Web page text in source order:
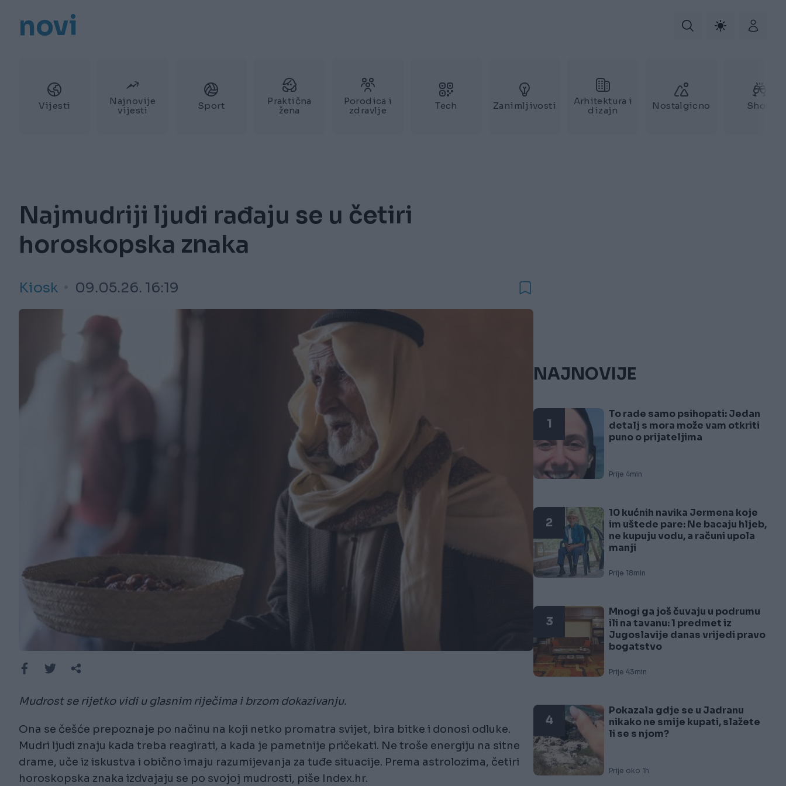
novi
Vijesti
Najnovije
vijesti
Sport
Praktična
žena
Porodica i
zdravlje
Tech Zanimljivosti
Arhitektura i
dizajn
Nostalgicno Show
Najmudriji ljudi rađaju se u četiri
horoskopska znaka
Kiosk 09.05.26. 16:19
Mudrost se rijetko vidi u glasnim riječima i brzom dokazivanju.
Ona se češće prepoznaje po načinu na koji netko promatra svijet, bira bitke i donosi odluke.
Mudri ljudi znaju kada treba reagirati, a kada je pametnije pričekati. Ne troše energiju na sitne
drame, uče iz iskustva i obično imaju razumijevanja za tuđe situacije. Prema astrolozima, četiri
horoskopska znaka izdvajaju se po svojoj mudrosti, piše Index.hr.
NAJNOVIJE
1
To rade samo psihopati: Jedan
detalj s mora može vam otkriti
puno o prijateljima
Prije 4min
2
10 kućnih navika Jermena koje
im uštede pare: Ne bacaju hljeb,
ne kupuju vodu, a računi upola
manji
Prije 18min
3
Mnogi ga još čuvaju u podrumu
ili na tavanu: 1 predmet iz
Jugoslavije danas vrijedi pravo
bogatstvo
Prije 43min
4
Pokazala gdje se u Jadranu
nikako ne smije kupati, slažete
li se s njom?
Prije oko 1h